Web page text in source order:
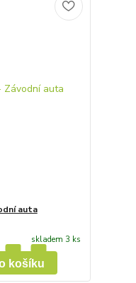
auta
skladem 3 ks
košíku